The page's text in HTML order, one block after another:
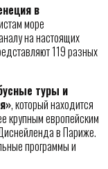
в
море
на настоящих
119 разных
туры и
, который находится
крупным европейским
в Париже.
программы и